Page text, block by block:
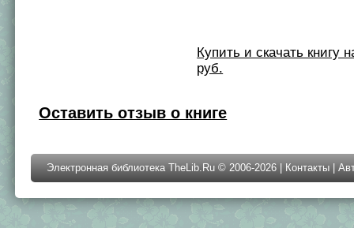
Купить и скачать книгу
руб.
Оставить отзыв о книге
Электронная библиотека TheLib.Ru © 2006-2026 | Контакты |